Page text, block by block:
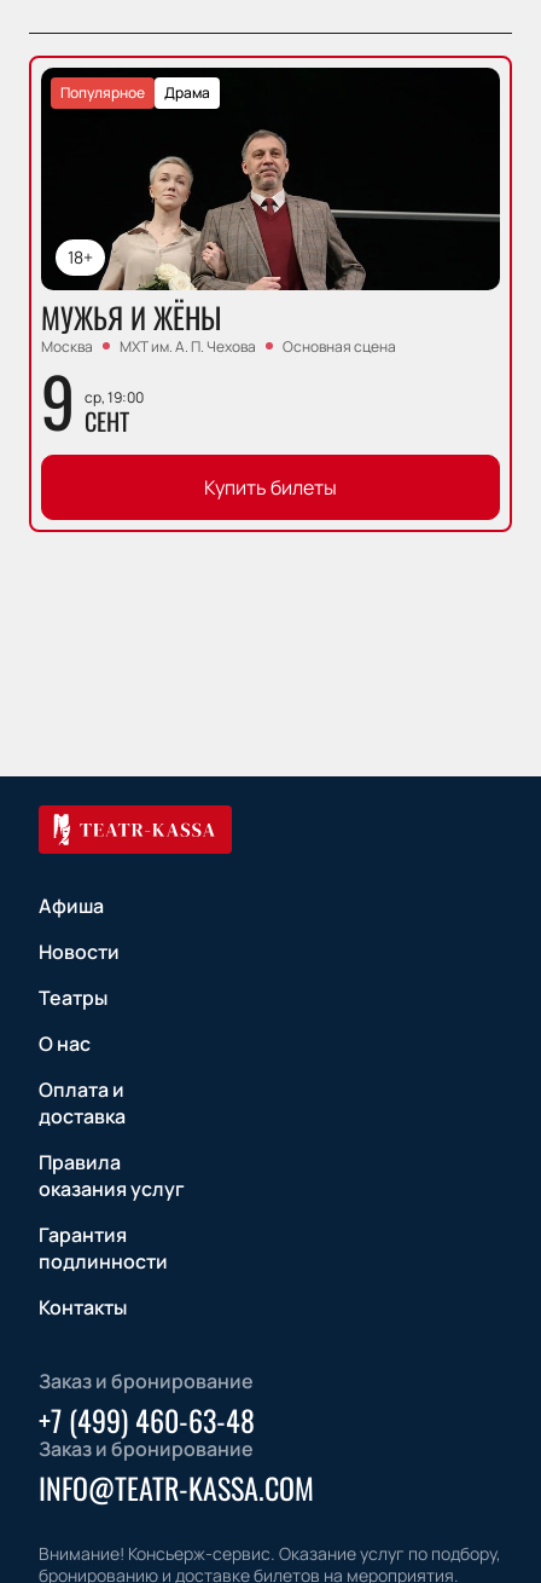
18+
Драма
Популярное
МУЖЬЯ И ЖЁНЫ
Москва МХТ им. А. П. Чехова Основная сцена
9 ср, 19:00
СЕНТ
Купить билеты
Афиша
Новости
Театры
О нас
Оплата и
доставка
Правила
оказания услуг
Гарантия
подлинности
Контакты
Заказ и бронирование
+7 (499) 460-63-48
Заказ и бронирование
INFO@TEATR-KASSA.COM
Внимание! Консьерж-сервис. Оказание услуг по подбору,
бронированию и доставке билетов на мероприятия.